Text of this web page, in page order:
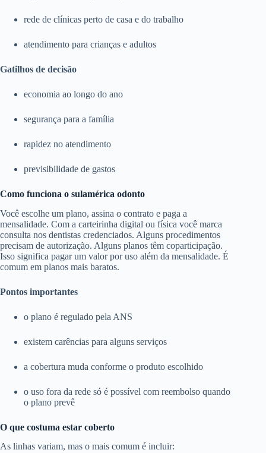
rede de clínicas perto de casa e do trabalho
atendimento para crianças e adultos
Gatilhos de decisão
economia ao longo do ano
segurança para a família
rapidez no atendimento
previsibilidade de gastos
Como funciona o sulamérica odonto
Você escolhe um plano, assina o contrato e paga a
mensalidade. Com a carteirinha digital ou física você marca
consulta nos dentistas credenciados. Alguns procedimentos
precisam de autorização. Alguns planos têm coparticipação.
Isso significa pagar um valor por uso além da mensalidade. É
comum em planos mais baratos.
Pontos importantes
o plano é regulado pela ANS
existem carências para alguns serviços
a cobertura muda conforme o produto escolhido
o uso fora da rede só é possível com reembolso quando
o plano prevê
O que costuma estar coberto
As linhas variam, mas o mais comum é incluir: